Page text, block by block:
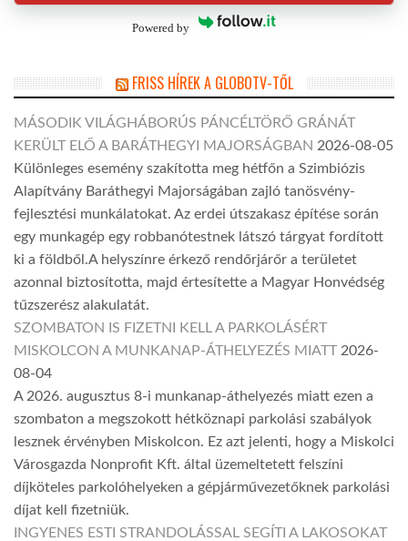
Powered by
FRISS HÍREK A GLOBOTV-TŐL
MÁSODIK VILÁGHÁBORÚS PÁNCÉLTÖRŐ GRÁNÁT
KERÜLT ELŐ A BARÁTHEGYI MAJORSÁGBAN 2026-08-05
Különleges esemény szakította meg hétfőn a Szimbiózis
Alapítvány Baráthegyi Majorságában zajló tanösvény-
fejlesztési munkálatokat. Az erdei útszakasz építése során
egy munkagép egy robbanótestnek látszó tárgyat fordított
ki a földből.A helyszínre érkező rendőrjárőr a területet
azonnal biztosította, majd értesítette a Magyar Honvédség
tűzszerész alakulatát.
SZOMBATON IS FIZETNI KELL A PARKOLÁSÉRT
MISKOLCON A MUNKANAP-ÁTHELYEZÉS MIATT 2026-
08-04
A 2026. augusztus 8-i munkanap-áthelyezés miatt ezen a
szombaton a megszokott hétköznapi parkolási szabályok
lesznek érvényben Miskolcon. Ez azt jelenti, hogy a Miskolci
Városgazda Nonprofit Kft. által üzemeltetett felszíni
díjköteles parkolóhelyeken a gépjárművezetőknek parkolási
díjat kell fizetniük.
INGYENES ESTI STRANDOLÁSSAL SEGÍTI A LAKOSOKAT